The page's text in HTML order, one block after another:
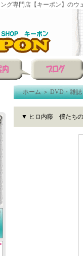
グ専門店【キーポン】のウ
ホーム＞DVD・雑誌
▼ ヒロ内藤 僕たちの